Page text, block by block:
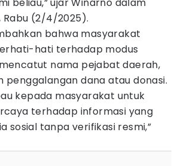
(2/4/2025).
bahwa masyarakat
hati terhadap modus
nama pejabat daerah,
dana atau donasi.
kepada masyarakat untuk
terhadap informasi yang
sosial tanpa verifikasi resmi,”